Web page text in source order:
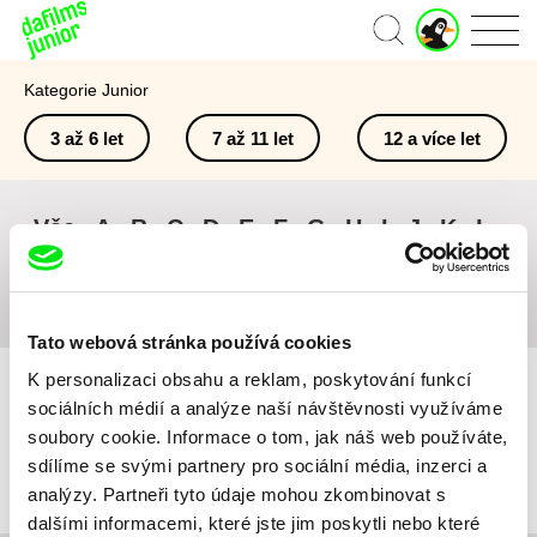
Tato webová stránka používá cookies
K personalizaci obsahu a reklam, poskytování funkcí
sociálních médií a analýze naší návštěvnosti využíváme
soubory cookie. Informace o tom, jak náš web používáte,
sdílíme se svými partnery pro sociální média, inzerci a
analýzy. Partneři tyto údaje mohou zkombinovat s
dalšími informacemi, které jste jim poskytli nebo které
Domů
J
u
o
r
ú
Kategorie Junior
3 až 6 let 7 až 11 let 12 a více let
Vše A B C D E F G H I J K
L
M
W X
Y
Z
#
Pro vybraná kritéria nebyl v katalogu nalezen žádný film.